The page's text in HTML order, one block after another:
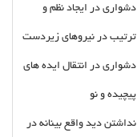
دشواری در ایجاد نظم و
ترتیب در نیروهای زیردست
دشواری در انتقال ایده های
پیچیده و نو
نداشتن دید واقع بینانه در